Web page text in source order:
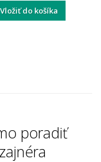
Vložiť do košíka
poradiť